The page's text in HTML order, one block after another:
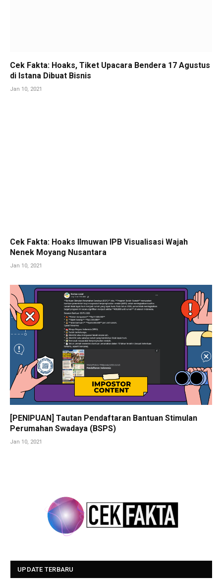
Cek Fakta: Hoaks, Tiket Upacara Bendera 17 Agustus
di Istana Dibuat Bisnis
Jan 10, 2021
Cek Fakta: Hoaks Ilmuwan IPB Visualisasi Wajah
Nenek Moyang Nusantara
Jan 10, 2021
[PENIPUAN] Tautan Pendaftaran Bantuan Stimulan
Perumahan Swadaya (BSPS)
Jan 10, 2021
UPDATE TERBARU